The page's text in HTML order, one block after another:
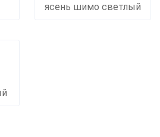
ясень шимо светлый